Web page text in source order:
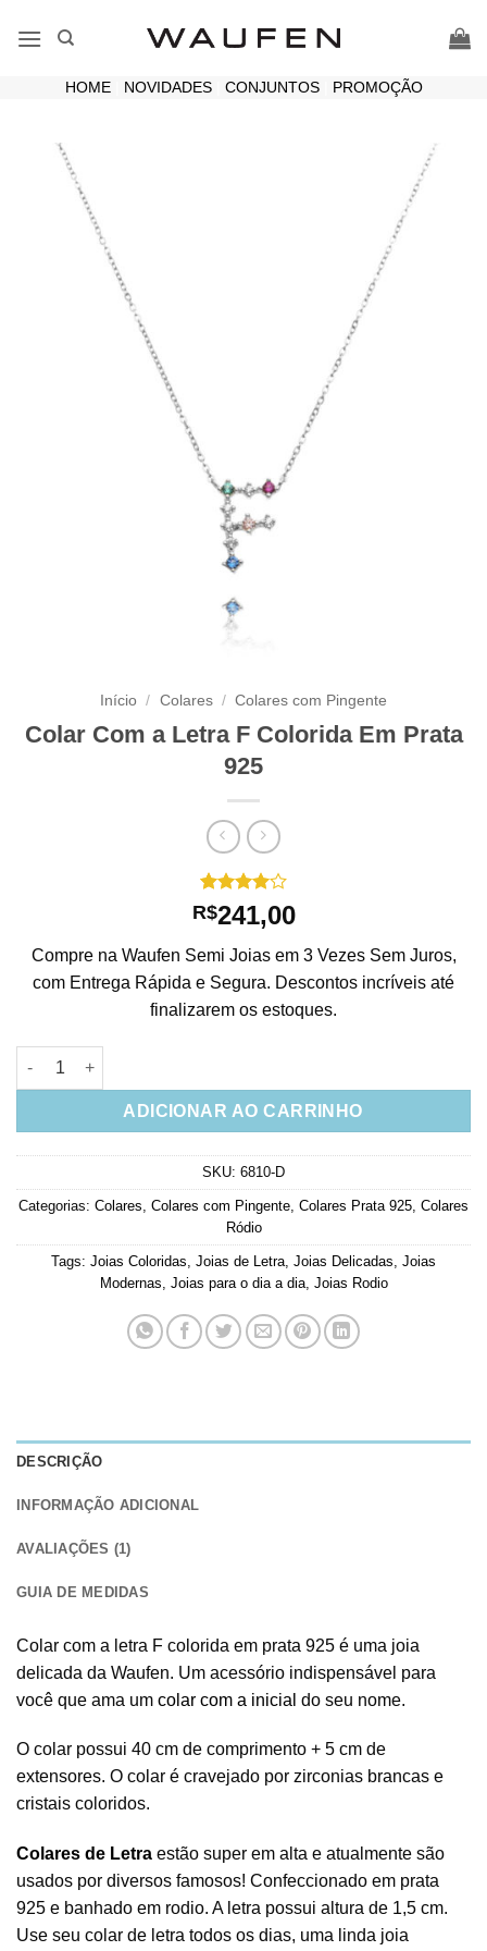
HOME| NOVIDADES| CONJUNTOS| PROMOÇÃO
Início / Colares / Colares com Pingente
Colar Com a Letra F Colorida Em Prata
925
Avaliado
como4
com
baseado
em
1
avaliação
R$241,00
Compre na Waufen Semi Joias em 3 Vezes Sem Juros,
com Entrega Rápida e Segura. Descontos incríveis até
finalizarem os estoques.
Colar Com a Letra F Colorida Em Prata 925 quantidade
ADICIONAR AO CARRINHO
SKU: 6810-D
Categorias: Colares Colares com Pingente Colares Prata 925 Colares
Ródio
Tags: Joias Coloridas Joias de Letra Joias Delicadas Joias
Modernas Joias para o dia a dia, Joias Rodio
DESCRIÇÃO
INFORMAÇÃO ADICIONAL
AVALIAÇÕES (1)
GUIA DE MEDIDAS
Colar com a letra F colorida em prata 925 é uma joia
delicada da Waufen. Um acessório indispensável para
você que ama um colar com a inicial do seu nome.
O colar possui 40 cm de comprimento + 5 cm de
extensores. O colar é cravejado por zirconias brancas e
cristais coloridos.
Colares de Letra estão super em alta e atualmente são
usados por diversos famosos! Confeccionado em prata
925 e banhado em rodio. A letra possui altura de 1,5 cm.
Use seu colar de letra todos os dias, uma linda joia